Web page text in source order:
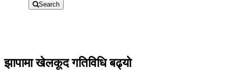
Search
झापामा खेलकूद गतिविधि बढ्यो